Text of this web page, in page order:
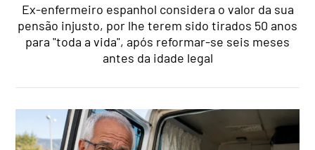
Ex-enfermeiro espanhol considera o valor da sua
pensão injusto, por lhe terem sido tirados 50 anos
para "toda a vida", após reformar-se seis meses
antes da idade legal